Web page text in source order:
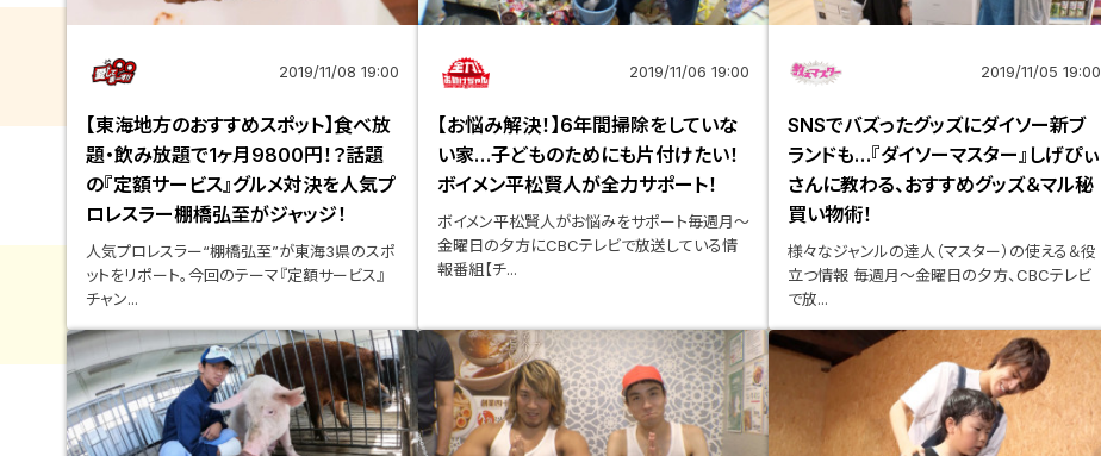
2019/11/08 19:00
【東海地方のおすすめスポット】食べ放
題・飲み放題で1ヶ月9800円！？話題
の『定額サービス』グルメ対決を人気プ
ロレスラー棚橋弘至がジャッジ！
人気プロレスラー“棚橋弘至”が東海3県のスポ
ットをリポート。今回のテーマ『定額サービス』
チャン...
2019/11/06 19:00
【お悩み解決！】6年間掃除をしていな
い家…子どものためにも片付けたい！
ボイメン平松賢人が全力サポート！
ボイメン平松賢人がお悩みをサポート毎週月～
金曜日の夕方にCBCテレビで放送している情
報番組【チ...
2019/11/05 19:00
SNSでバズったグッズにダイソー新ブ
ランドも…『ダイソーマスター』しげぴぃ
さんに教わる、おすすめグッズ＆マル秘
買い物術！
様々なジャンルの達人（マスター）の使える＆役
立つ情報 毎週月～金曜日の夕方、CBCテレビ
で放...